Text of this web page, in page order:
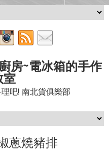
房~電冰箱的手作
室
吧! 南北貨俱樂部
蔥燒豬排